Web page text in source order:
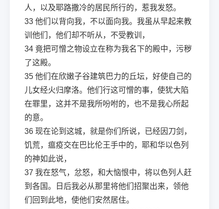
人，以及耶路撒冷的居民所行的，惹我发怒。
33 他们以背向我，不以面向我。我虽从早起来教
训他们，他们却不听从，不受教训，
34 竟把可憎之物设立在称为我名下的殿中，污秽
了这殿。
35 他们在欣嫩子谷建筑巴力的丘坛，好使自己的
儿女经火归摩洛。他们行这可憎的事，使犹大陷
在罪里，这并不是我所吩咐的，也不是我心所起
的意。
36 现在论到这城，就是你们所说，已经因刀剑，
饥荒，瘟疫交在巴比伦王手中的，耶和华以色列
的神如此说，
37 我在怒气，忿怒，和大恼恨中，将以色列人赶
到各国。日后我必从那里将他们招聚出来，领他
们回到此地，使他们安然居住。